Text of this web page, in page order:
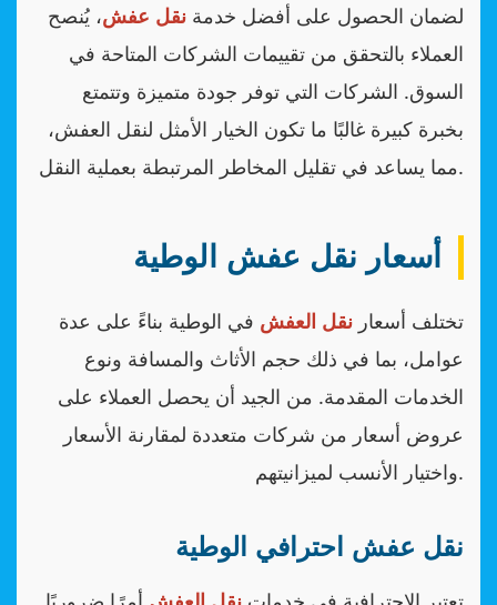
لضمان الحصول على أفضل خدمة نقل عفش، يُنصح
العملاء بالتحقق من تقييمات الشركات المتاحة في
السوق. الشركات التي توفر جودة متميزة وتتمتع
بخبرة كبيرة غالبًا ما تكون الخيار الأمثل لنقل العفش،
مما يساعد في تقليل المخاطر المرتبطة بعملية النقل.
أسعار نقل عفش الوطية
تختلف أسعار نقل العفش في الوطية بناءً على عدة
عوامل، بما في ذلك حجم الأثاث والمسافة ونوع
الخدمات المقدمة. من الجيد أن يحصل العملاء على
عروض أسعار من شركات متعددة لمقارنة الأسعار
واختيار الأنسب لميزانيتهم.
نقل عفش احترافي الوطية